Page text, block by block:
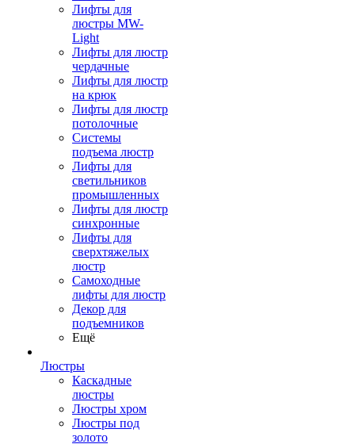
Лифты для
люстры MW-
Light
Лифты для люстр
чердачные
Лифты для люстр
на крюк
Лифты для люстр
потолочные
Системы
подъема люстр
Лифты для
светильников
промышленных
Лифты для люстр
синхронные
Лифты для
сверхтяжелых
люстр
Самоходные
лифты для люстр
Декор для
подъемников
Ещё
Люстры
Каскадные
люстры
Люстры хром
Люстры под
золото